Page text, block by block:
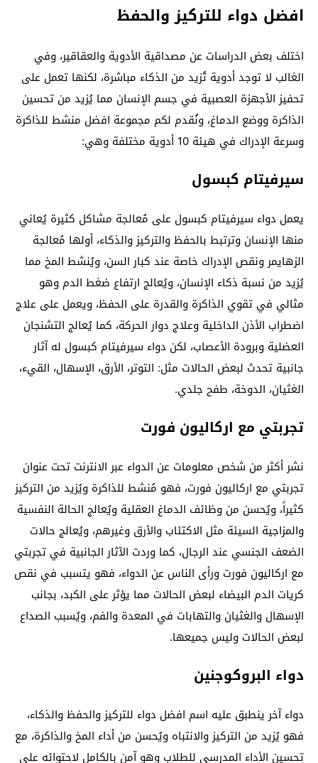
افضل دواء للتركيز والحفظ
اختلف بعض الدراسات عن مصداقية الأدوية والعقاقير، وفي
الغالب لا توجد أدوية تُزيد من الذكاء مباشرة، لكنها تعمل على
تحفيز الأجهزة العصبية في جسم الإنسان مما يُزيد من تحسين
الذاكرة ووضع الدماغ، ونُقدم لكم مجموعة افضل منشط للذاكرة
وسرعة الإدراك في هيئة 10 أدوية مختلفة وهي:
سيرفيتام كبسول
يعمل دواء سيرفيتام كبسول على مُعالجة مشاكل كثيرة يُعاني
منها الإنسان وترتبط بالحفظ والتركيز والذكاء، أولها مُعالجة
الزهايمر ونقص الإدراك خاصة عند كبار السن، ويُنشط المخ مما
يُزيد من نسبة ذكاء الإنسان، ويُعالج ارتفاع ضغط الدم وهو
مثالي في تقوي الذاكرة والقدرة على الحفظ، ويعمل على علاج
اضطراب الأذن الداخلية وعلاج دوار الحركة، كما يُعالج التشنجان
العضلية وبرودة الأعصاب، لكن دواء سيرفيتام كبسول له آثار
جانبية تحدث لبعض الحالات مثل: التوتر، الأرق، الإسهال، القيء،
الغثيان، الدوخة، طفح جلدي.
تجربتي مع اركاليون فورت
نشر أكثر من شخص معلومات عن الدواء عبر الانترنت تحت عنوان
تجربتي مع اركاليون فورت، فهو مُنشط للذاكرة ويُزيد من التركيز
كثيراً، ويُحسن من وظائف الدماغ العقلية ويُعالج الحالة النفسية
والمزاجية السيئة مثل الاكتئاب والأرق وغيرهم، ويُعالج حالات
الضعف الجنسي عند الرجال، كما وردت الآثار الجانبية في تجربتي
مع اركاليون فورت ورأى الناس عن الدواء، فهو يتسبب في نقص
كريات الدم البيضاء لبعض الحالات مما يؤثر على الكبد، بجانب
الإسهال والغثيان والتهابات في المعدة والفم، ويُسبب الصداع
لبعض الحالات وليس جميعها.
دواء البروكوجنين
دواء آخر ينطبق عليه اسم افضل دواء للتركيز والحفظ والذكاء،
فهو يُزيد من التركيز والانتباه ويُحسن من أداء المخ والذاكرة، مع
تحسين الأداء المدرسي للطلاب وهو آمن بالكامل لاحتوائه على